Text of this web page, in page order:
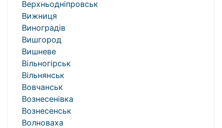
Верхньодніпровськ
Вижниця
Виноградів
Вишгород
Вишневе
Вільногірськ
Вільнянськ
Вовчанськ
Вознесенівка
Вознесенськ
Волноваха